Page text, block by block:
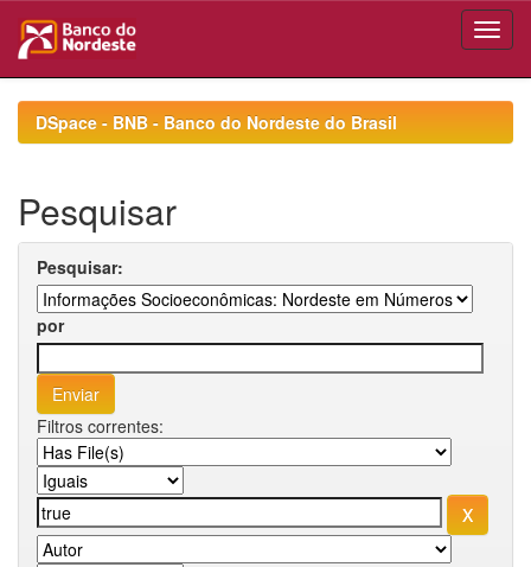
navigationDSpace - BNB - Banco do Nordeste do Brasil
Pesquisar
Pesquisar:
por
Filtros correntes: